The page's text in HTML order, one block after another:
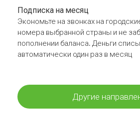
Подписка на месяц
Экономьте на звонках на
номера выбранной страны и не
пополнении баланса. Деньги
автоматически один раз в месяц
Другие